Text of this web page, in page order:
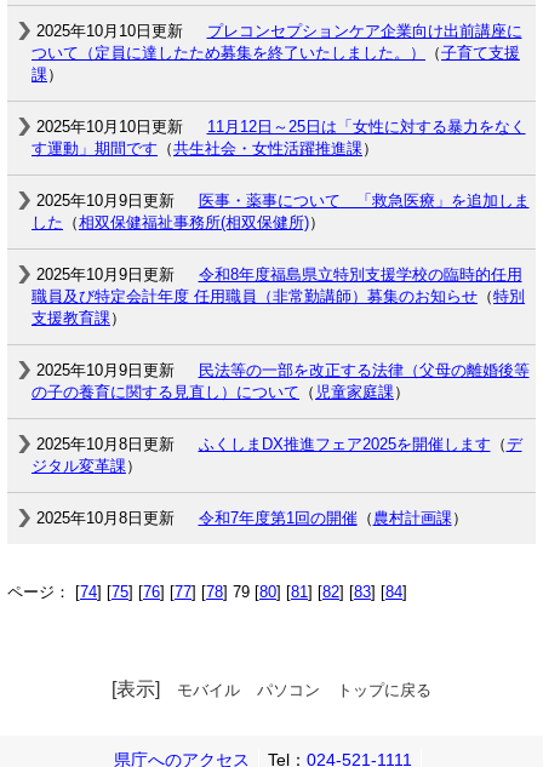
2025年10月10日更新
プレコンセプションケア企業向け出前講座に
ついて（定員に達したため募集を終了いたしました。）
（子育て支援
課）
2025年10月10日更新
11月12日～25日は「女性に対する暴力をなく
す運動」期間です （共生社会・女性活躍推進課）
2025年10月9日更新
医事・薬事について 「救急医療」を追加しま
した （相双保健福祉事務所(相双保健所)）
2025年10月9日更新
令和8年度福島県立特別支援学校の臨時的任用
職員及び特定会計年度 任用職員（非常勤講師）募集のお知らせ （特別
支援教育課）
2025年10月9日更新
民法等の一部を改正する法律（父母の離婚後等
の子の養育に関する見直し）について （ 児童家庭課）
2025年10月8日更新 ふくしまDX推進フェア2025を開催します （デ
ジタル変革課）
2025年10月8日更新 令和7年度第1回の開催（ 農村計画課）
ページ： [74] [75] [76] [77] [78] 79 [80] [81] [82] [83] [84]
[表示] モバイル パソコン トップに戻る
県庁へのアクセス Tel： 024-521-1111